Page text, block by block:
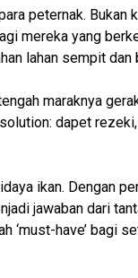
peternak. Bukan
mereka yang
lahan sempit dan
maraknya
dapet
ikan. Dengan
jawaban dari
‘must-have’ bagi